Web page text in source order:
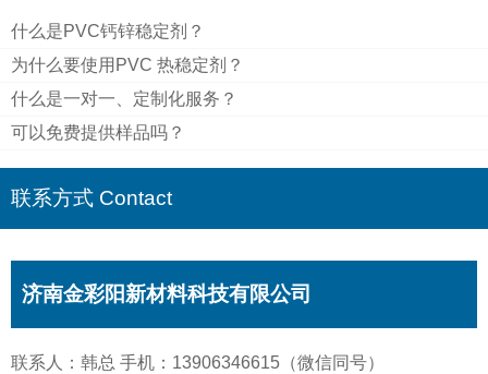
什么是PVC钙锌稳定剂？
为什么要使用PVC 热稳定剂？
什么是一对一、定制化服务？
可以免费提供样品吗？
联系方式 Contact
济南金彩阳新材料科技有限公司
联系人：韩总 手机：13906346615（微信同号）